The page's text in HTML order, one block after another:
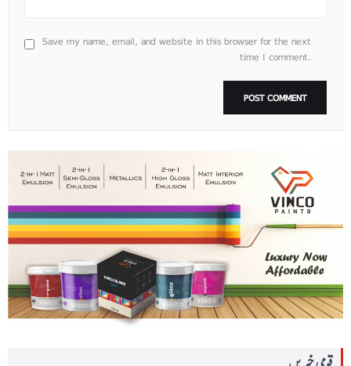
Save my name, email, and website in this browser for the next
time I comment.